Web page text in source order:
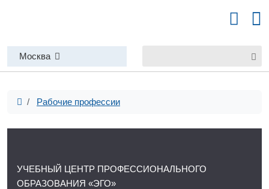
Москва
Рабочие профессии
УЧЕБНЫЙ ЦЕНТР ПРОФЕССИОНАЛЬНОГО
ОБРАЗОВАНИЯ «ЭГО»